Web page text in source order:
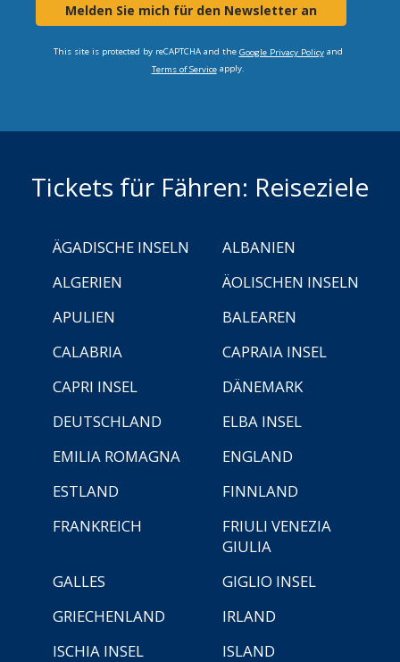
Melden Sie mich für den Newsletter an
This site is protected by reCAPTCHA and the Google Privacy Policyand
Terms of Serviceapply.
Tickets für Fähren: Reiseziele
ÄGADISCHE INSELN
ALBANIEN
ALGERIEN
ÄOLISCHEN INSELN
APULIEN
BALEAREN
CALABRIA
CAPRAIA INSEL
CAPRI INSEL
DÄNEMARK
DEUTSCHLAND
ELBA INSEL
EMILIA ROMAGNA
ENGLAND
ESTLAND
FINNLAND
FRANKREICH
FRIULI VENEZIA
GIULIA
GALLES
GIGLIO INSEL
GRIECHENLAND
IRLAND
ISCHIA INSEL
ISLAND